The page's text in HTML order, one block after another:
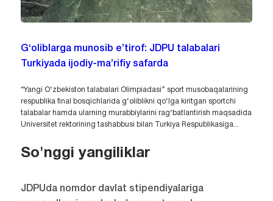
G‘oliblarga munosib e’tirof: JDPU talabalari
Turkiyada ijodiy-ma’rifiy safarda
“Yangi O‘zbekiston talabalari Olimpiadasi” sport musobaqalarining
respublika final bosqichlarida g‘oliblikni qo‘lga kiritgan sportchi
talabalar hamda ularning murabbiylarini rag‘batlantirish maqsadida
Universitet rektorining tashabbusi bilan Turkiya Respublikasiga...
So'nggi yangiliklar
JDPUda nomdor davlat stipendiyalariga